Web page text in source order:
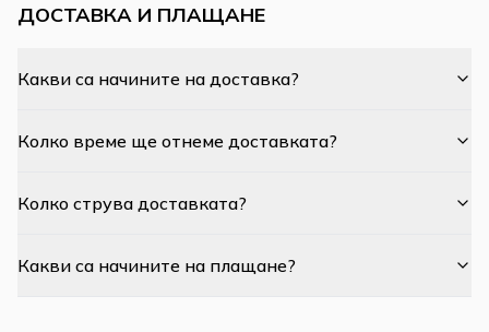
ДОСТАВКА И ПЛАЩАНЕ
Какви са начините на доставка?
Колко време ще отнеме доставката?
Колко струва доставката?
Какви са начините на плащане?